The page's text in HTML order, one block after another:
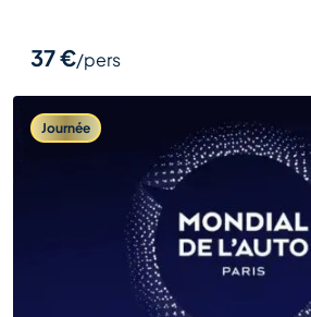
37 €/pers
Journée